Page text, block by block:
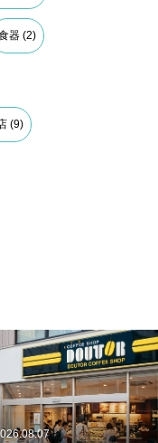
器 (2)
(9)